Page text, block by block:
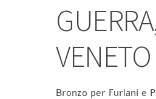
VENETO
Bronzo per Furlani e